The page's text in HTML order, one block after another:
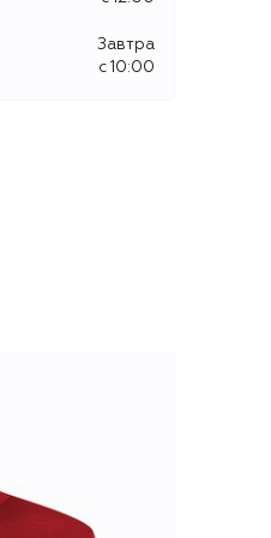
Завтра
c 10:00